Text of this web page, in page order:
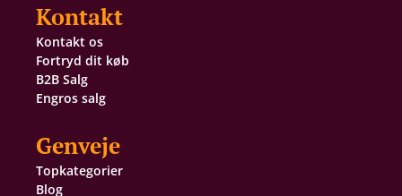
Kontakt
Kontakt os
Fortryd dit køb
B2B Salg
Engros salg
Genveje
Topkategorier
Blog